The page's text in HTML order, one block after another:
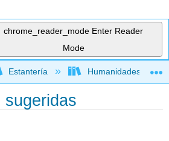
chrome_reader_mode Enter Reader
Mode
jerarquía global
Estantería Humanidades